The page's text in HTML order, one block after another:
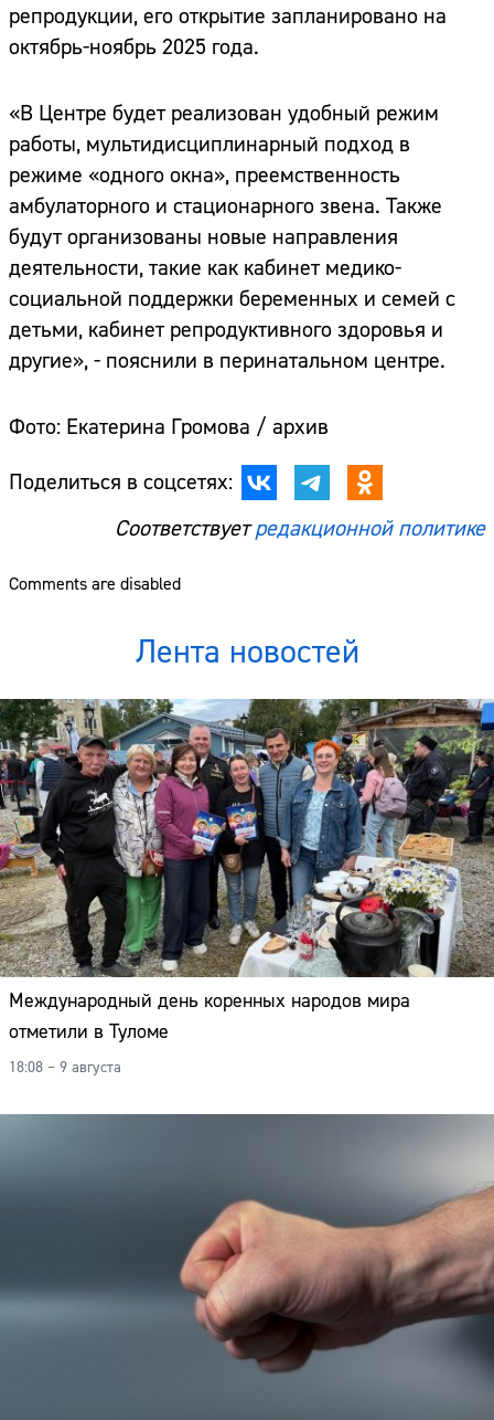
репродукции, его открытие запланировано на
октябрь-ноябрь 2025 года.
«В Центре будет реализован удобный режим
работы, мультидисциплинарный подход в
режиме «одного окна», преемственность
амбулаторного и стационарного звена. Также
будут организованы новые направления
деятельности, такие как кабинет медико-
социальной поддержки беременных и семей с
детьми, кабинет репродуктивного здоровья и
другие», - пояснили в перинатальном центре.
Фото: Екатерина Громова / архив
Поделиться в соцсетях:
Соответствуетредакционной политике
Comments are disabled
Лента новостей
Международный день коренных народов мира
отметили в Туломе
18:08 – 9 августа